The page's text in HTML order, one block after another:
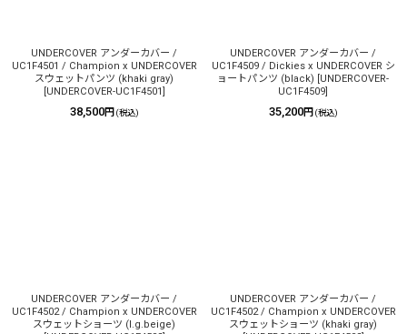
UNDERCOVER アンダーカバー /
UC1F4501 / Champion x UNDERCOVER
スウェットパンツ (khaki gray)
UNDERCOVER-UC1F4501
38,500円 (税込)
UNDERCOVER アンダーカバー /
UC1F4509 / Dickies x UNDERCOVER シ
ョートパンツ (black)
UNDERCOVER-
UC1F4509
35,200円 (税込)
UNDERCOVER アンダーカバー /
UC1F4502 / Champion x UNDERCOVER
スウェットショーツ (l.g.beige)
UNDERCOVER アンダーカバー /
UC1F4502 / Champion x UNDERCOVER
スウェットショーツ (khaki gray)